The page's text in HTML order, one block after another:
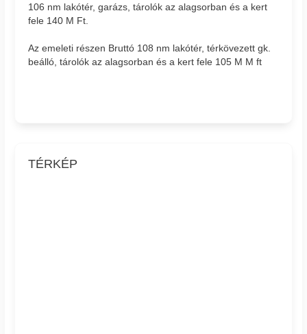
106 nm lakótér, garázs, tárolók az alagsorban és a kert
fele 140 M Ft.
Az emeleti részen Bruttó 108 nm lakótér, térkövezett gk.
beálló, tárolók az alagsorban és a kert fele 105 M M ft
TÉRKÉP